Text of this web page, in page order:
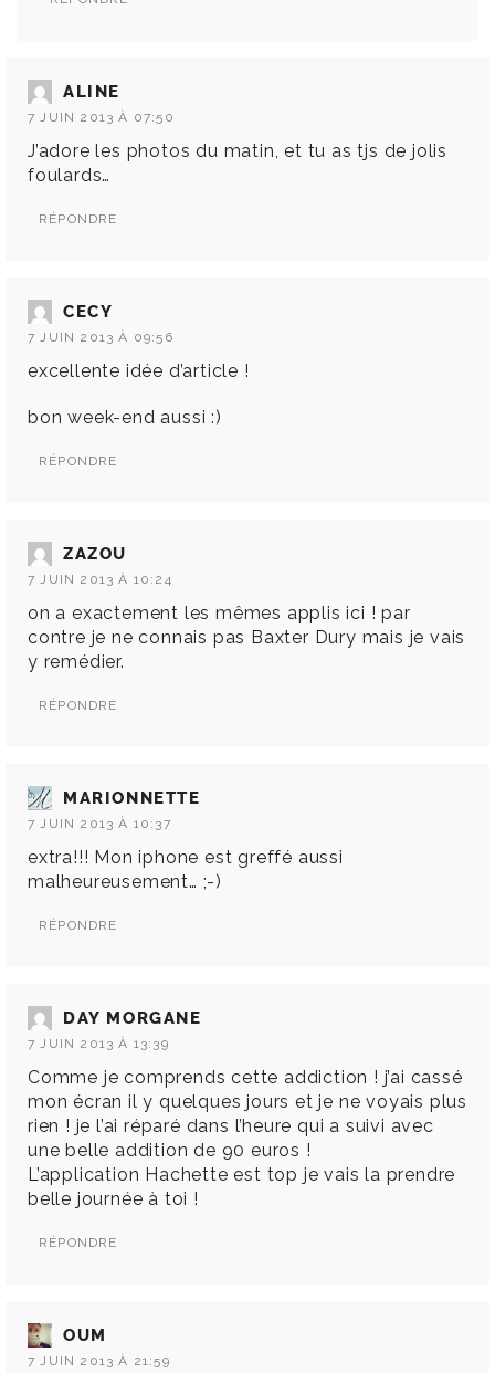
ALINE
7 JUIN 2013 À 07:50
J’adore les photos du matin, et tu as tjs de jolis
foulards…
RÉPONDRE
CECY
7 JUIN 2013 À 09:56
excellente idée d’article !
bon week-end aussi :)
RÉPONDRE
ZAZOU
7 JUIN 2013 À 10:24
on a exactement les mêmes applis ici ! par
contre je ne connais pas Baxter Dury mais je vais
y remédier.
RÉPONDRE
MARIONNETTE
7 JUIN 2013 À 10:37
extra!!! Mon iphone est greffé aussi
malheureusement… ;-)
RÉPONDRE
DAY MORGANE
7 JUIN 2013 À 13:39
Comme je comprends cette addiction ! j’ai cassé
mon écran il y quelques jours et je ne voyais plus
rien ! je l’ai réparé dans l’heure qui a suivi avec
une belle addition de 90 euros !
L’application Hachette est top je vais la prendre
belle journée à toi !
RÉPONDRE
OUM
7 JUIN 2013 À 21:59